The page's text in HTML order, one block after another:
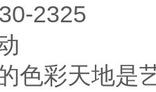
2325
色彩天地是